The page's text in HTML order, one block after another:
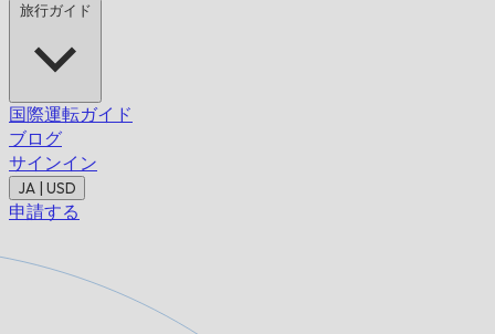
旅行ガイド
国際運転ガイド
ブログ
サインイン
JA | USD
申請する